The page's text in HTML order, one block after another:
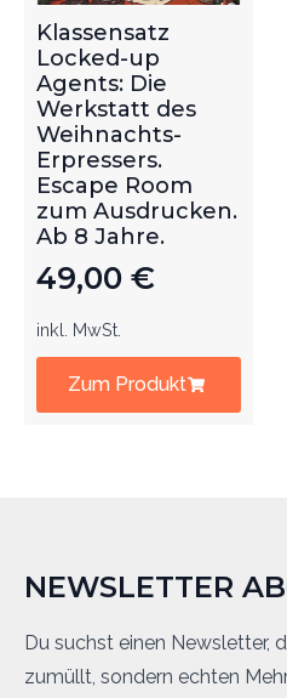
Klassensatz
Locked-up
Agents: Die
Werkstatt des
Weihnachts-
Erpressers.
Escape Room
zum Ausdrucken.
Ab 8 Jahre.
49,00 €
inkl. MwSt.
Zum Produkt
NEWSLETTER
Du suchst einen Newsletter,
zumüllt, sondern echten